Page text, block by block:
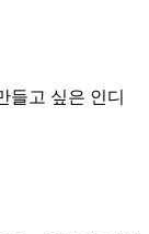
들고 싶은 인디